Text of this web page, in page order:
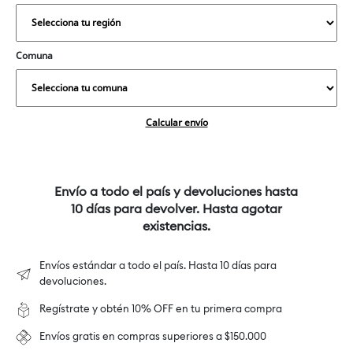
Comuna
Calcular envío
Envío a todo el país y devoluciones hasta
10 días para devolver. Hasta agotar
existencias.
Envíos estándar a todo el país. Hasta 10 días para
devoluciones.
Regístrate y obtén 10% OFF en tu primera compra
Envíos gratis en compras superiores a $150.000